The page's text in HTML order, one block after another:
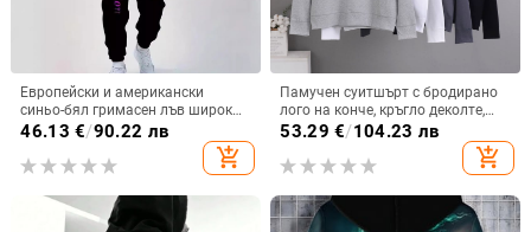
Европейски и американски
синьо-бял гримасен лъв широк
мъжки пуловер костюм
ежедневен 3D дигитален печат
трансгранична електронна
46.13 €/90.22 лв
add_shopping_cart
Памучен суитшърт с бродирано
лого на конче, кръгло деколте,
дълги ръкави, тънък, за мъже
53.29 €/104.23 лв
add_shopping_cart